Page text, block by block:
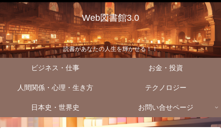
Web図書館3.0
読書があなたの人生を輝かせる！！
ビジネス・仕事 お金・投資
人間関係・心理・生き方 テクノロジー
日本史・世界史 お問い合せページ